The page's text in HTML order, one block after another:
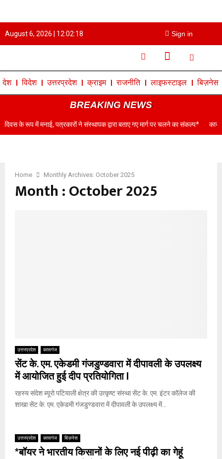
August 6, 2026 | 12:02:19 Sign in
देश विदेश उत्तरप्रदेश क्राइम राजनीति लाइफस्टाइल बिज़नेस
BREAKING NEWS
मनाई, पत्रकारों ने संस्थापक द्वारा बताए गए मार्ग पर चलने का संकल्प* कासगंज के
Home Monthly Archives: October 2025
Month : October 2025
उत्तरप्रदेश कासगंज
सेंट के. एम. एकेडमी गंजडुण्डवारा में दीपावली के उपलक्ष्य
में आयोजित हुई दीप प्रतियोगिता l
रहस्य संदेश ब्यूरो पटियाली क्षेत्र की उत्कृष्ट संस्था सेंट के. एम. इंटर कॉलेज की
शाखा सेंट के. एम. एकेडमी गंजडुण्डवारा में दीपावली के उपलक्ष्य में...
उत्तरप्रदेश कासगंज बिज़नेस
*बॉयर ने भारतीय किसानों के लिए नई पीढ़ी का गेहूं